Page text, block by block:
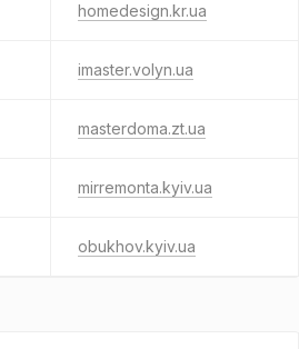
homedesign.kr.ua
imaster.volyn.ua
masterdoma.zt.ua
mirremonta.kyiv.ua
obukhov.kyiv.ua